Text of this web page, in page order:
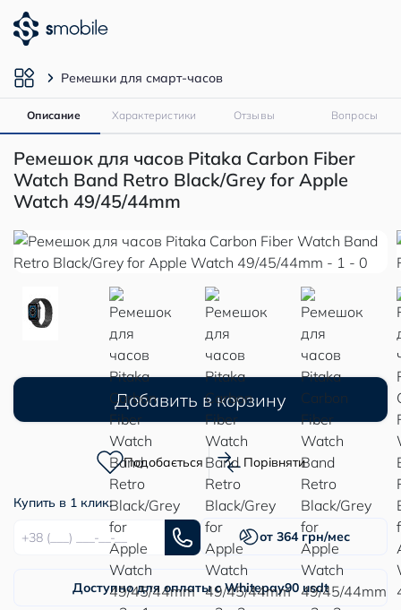
Ремешки для смарт-часов
Описание Характеристики Отзывы Вопросы
Ремешок для часов Pitaka Carbon Fiber
Watch Band Retro Black/Grey for Apple
Watch 49/45/44mm
Добавить в корзину
Подобається Порівняти
Купить в 1 клик:
от 364 грн/мес
Доступно для оплаты с Whitepay90 usdt